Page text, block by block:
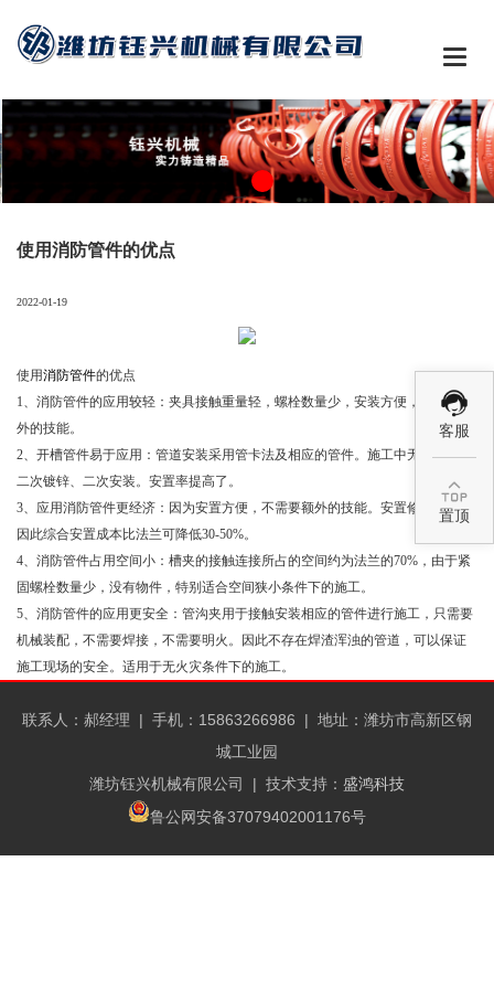

客服

置顶
使用消防管件的优点
2022-01-19
使用消防管件的优点
1、消防管件的应用较轻：夹具接触重量轻，螺栓数量少，安装方便，不需要额
外的技能。
2、开槽管件易于应用：管道安装采用管卡法及相应的管件。施工中无需焊接、
二次镀锌、二次安装。安置率提高了。
3、应用消防管件更经济：因为安置方便，不需要额外的技能。安置修复率低，
因此综合安置成本比法兰可降低30-50%。
4、消防管件占用空间小：槽夹的接触连接所占的空间约为法兰的70%，由于紧
固螺栓数量少，没有物件，特别适合空间狭小条件下的施工。
5、消防管件的应用更安全：管沟夹用于接触安装相应的管件进行施工，只需要
机械装配，不需要焊接，不需要明火。因此不存在焊渣浑浊的管道，可以保证
施工现场的安全。适用于无火灾条件下的施工。
联系人：郝经理 | 手机：15863266986 | 地址：潍坊市高新区钢
城工业园
潍坊钰兴机械有限公司
| 技术支持： 盛鸿科技
鲁公网安备37079402001176号